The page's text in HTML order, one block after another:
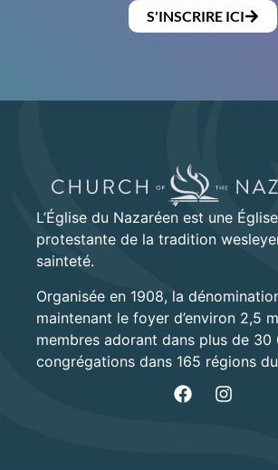
S'INSCRIRE ICI
L’Église du Nazaréen est une
protestante de la tradition
sainteté.
Organisée en 1908, la
maintenant le foyer d’environ 2,5
membres adorant dans plus de 30
congrégations dans 165 régions